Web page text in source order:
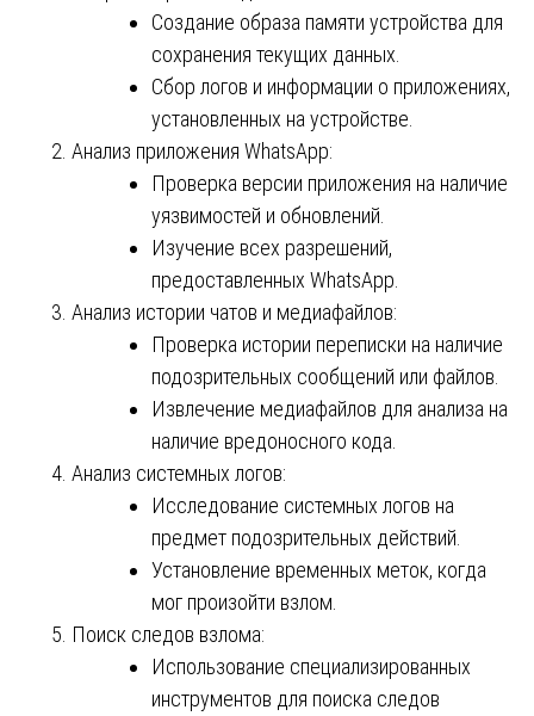
Создание образа памяти устройства для
сохранения текущих данных.
Сбор логов и информации о приложениях,
установленных на устройстве.
Анализ приложения WhatsApp:
Проверка версии приложения на наличие
уязвимостей и обновлений.
Изучение всех разрешений,
предоставленных WhatsApp.
Анализ истории чатов и медиафайлов:
Проверка истории переписки на наличие
подозрительных сообщений или файлов.
Извлечение медиафайлов для анализа на
наличие вредоносного кода.
Анализ системных логов:
Исследование системных логов на
предмет подозрительных действий.
Установление временных меток, когда
мог произойти взлом.
Поиск следов взлома:
Использование специализированных
инструментов для поиска следов